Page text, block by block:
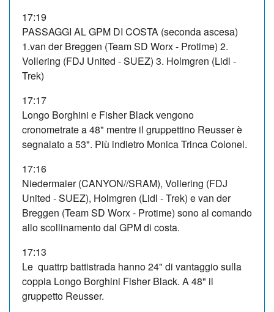
17:19
PASSAGGI AL GPM DI COSTA (seconda ascesa)
1.van der Breggen (Team SD Worx - Protime) 2.
Vollering (FDJ United - SUEZ) 3. Holmgren (Lidl -
Trek)
17:17
Longo Borghini e Fisher Black vengono
cronometrate a 48" mentre il gruppettino Reusser è
segnalato a 53". Più indietro Monica Trinca Colonel.
17:16
Niedermaier (CANYON//SRAM), Vollering (FDJ
United - SUEZ), Holmgren (Lidl - Trek) e van der
Breggen (Team SD Worx - Protime) sono al comando
allo scollinamento dal GPM di costa.
17:13
Le quattrp battistrada hanno 24" di vantaggio sulla
coppia Longo Borghini Fisher Black. A 48" il
gruppetto Reusser.